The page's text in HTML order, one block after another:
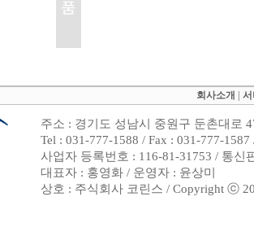
회사소개
주소 : 경기도 성남시 중원구 둔촌대로
Tel : 031-777-1588 / Fax : 031-777-
사업자 등록번호 : 116-81-31753 / 통신
대표자 : 홍영화 / 운영자 : 윤상미
상호 : 주식회사 코린스 / Copyright ⓒ